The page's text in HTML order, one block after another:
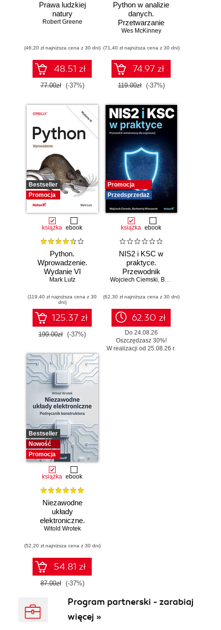
Prawa ludzkiej
natury
Robert Greene
(46,20 zł najniższa cena z 30 dni)
48.51 zł
77.00zł (-37%)
Python w analizie
danych.
Przetwarzanie
danych za pomocą
NumPy oraz
środowiska
Jupyter. Wydanie
III
Wes McKinney
(71,40 zł najniższa cena z 30 dni)
74.97 zł
119.00zł (-37%)
Bestseller
Promocja
książka ebook
Python.
Wprowadzenie.
Wydanie VI
Mark Lutz
(119,40 zł najniższa cena z 30
dni)
125.37 zł
199.00zł (-37%)
Promocja
Przedsprzedaż
książka ebook
NIS2 i KSC w
praktyce.
Przewodnik
wdrożeniowy dla
Wojciech Ciemski, Bartłomiej Wieczorek
(62,30 zł najniższa cena z 30 dni)
62.30 zł
Do 24.08.26
Oszczędzasz 30%!
W realizacji od 25.08.26 r.
Bestseller
Nowość
Promocja
książka ebook
Niezawodne
układy
elektroniczne.
Podręcznik
Witold Wrotek
(52,20 zł najniższa cena z 30 dni)
54.81 zł
87.00zł (-37%)
Program partnerski - zarabiaj
więcej »